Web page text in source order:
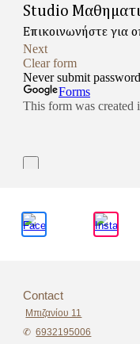
Contact
Μπιζανίου 11
✆ 6932195006